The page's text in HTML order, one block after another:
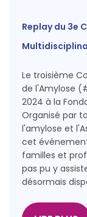
Replay du 3e
Le troisième
de l'Amylose
2024 à la
Organisé par
l'amylose et
cet
familles et
pas pu y
désormais